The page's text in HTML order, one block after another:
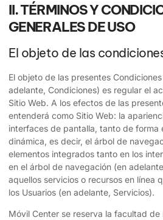
II. TÉRMINOS Y
GENERALES DE USO
El objeto de las
El objeto de las presentes
adelante, Condiciones) es regular el
Sitio Web. A los efectos de las
entenderá como Sitio Web: la
interfaces de pantalla, tanto de forma
dinámica, es decir, el árbol de
elementos integrados tanto en los
en el árbol de navegación (en
aquellos servicios o recursos en línea
los Usuarios (en adelante, Servicios).
Móvil Center se reserva la facultad